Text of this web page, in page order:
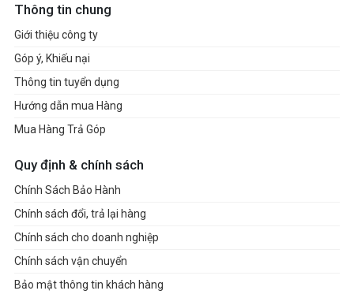
Thông tin chung
Giới thiệu công ty
Góp ý, Khiếu nại
Thông tin tuyển dụng
Hướng dẫn mua Hàng
Mua Hàng Trả Góp
Quy định & chính sách
Chính Sách Bảo Hành
Chính sách đổi, trả lại hàng
Chính sách cho doanh nghiệp
Chính sách vận chuyển
Bảo mật thông tin khách hàng